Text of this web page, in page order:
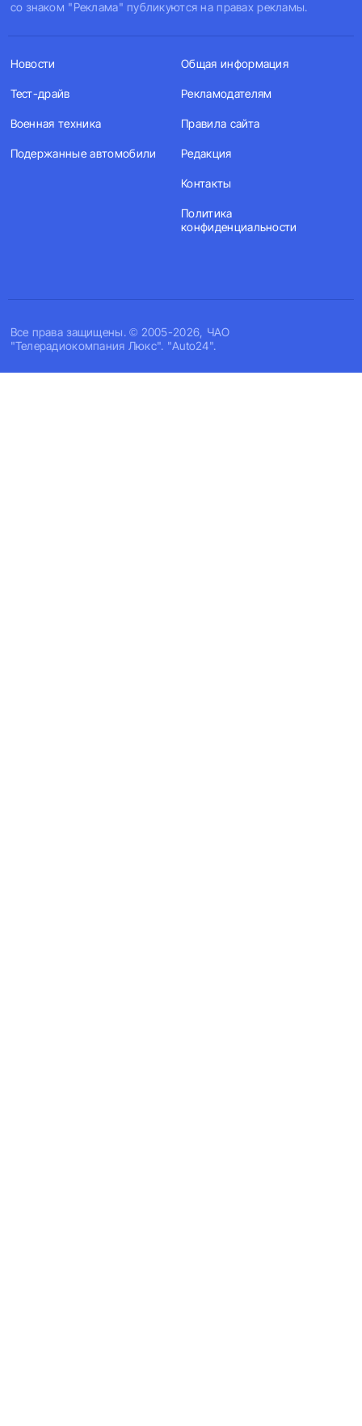
со знаком "Реклама" публикуются на правах рекламы.
Все права защищены. © 2005-2026, ЧАО
"Телерадиокомпания Люкс". "Auto24".
Новости
Тест-драйв
Военная техника
Подержанные автомобили
Общая информация
Рекламодателям
Правила сайта
Редакция
Контакты
Политика
конфиденциальности